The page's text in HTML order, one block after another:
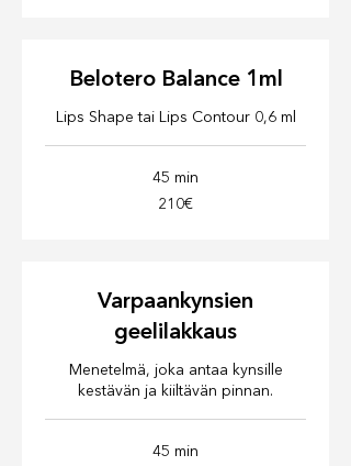
Belotero Balance 1ml
Lips Shape tai Lips Contour 0,6 ml
45 min
210€
Varpaankynsien
geelilakkaus
Menetelmä, joka antaa kynsille
kestävän ja kiiltävän pinnan.
45 min